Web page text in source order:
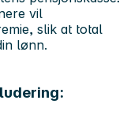
vil
slik at total
lønn.